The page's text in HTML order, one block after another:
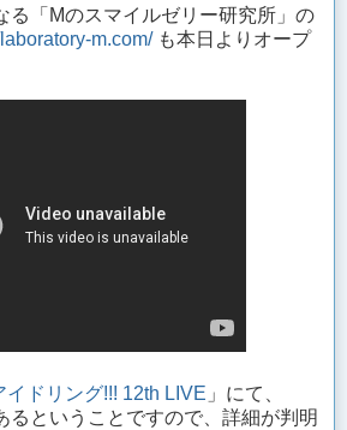
る「Mのスマイルゼリー研究所」の
m.com/も本日よりオープ
イドリング!!! 12th LIVE 」にて、
るということですので、詳細が判明